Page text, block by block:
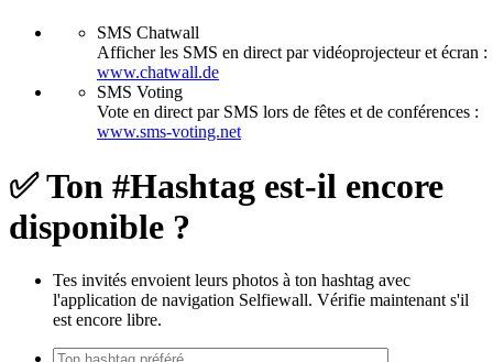
SMS Chatwall
Afficher les SMS en direct par vidéoprojecteur et écran :
www.chatwall.de
SMS Voting
Vote en direct par SMS lors de fêtes et de conférences :
www.sms-voting.net
✅ Ton #Hashtag est-il encore
disponible ?
Tes invités envoient leurs photos à ton hashtag avec
l'application de navigation Selfiewall. Vérifie maintenant s'il
est encore libre.